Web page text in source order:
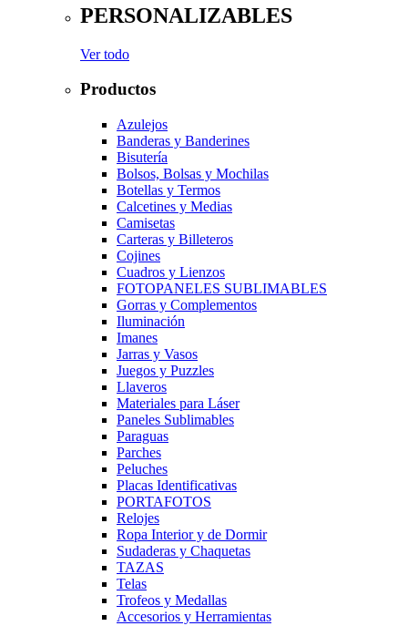
PERSONALIZABLES
Ver todo
Productos
Azulejos
Banderas y Banderines
Bisutería
Bolsos, Bolsas y Mochilas
Botellas y Termos
Calcetines y Medias
Camisetas
Carteras y Billeteros
Cojines
Cuadros y Lienzos
FOTOPANELES SUBLIMABLES
Gorras y Complementos
Iluminación
Imanes
Jarras y Vasos
Juegos y Puzzles
Llaveros
Materiales para Láser
Paneles Sublimables
Paraguas
Parches
Peluches
Placas Identificativas
PORTAFOTOS
Relojes
Ropa Interior y de Dormir
Sudaderas y Chaquetas
TAZAS
Telas
Trofeos y Medallas
Accesorios y Herramientas